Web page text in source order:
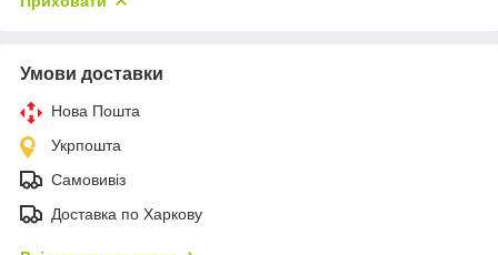
Умови доставки
Нова Пошта
Укрпошта
Самовивіз
Доставка по Харкову